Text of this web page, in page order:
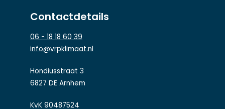
Contactdetails
06 - 18 18 60 39
info@vrpklimaat.nl
Hondiusstraat 3
6827 DE Arnhem
KvK 90487524